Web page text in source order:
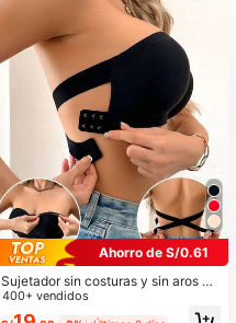
Ahorro de S/0.61
Sujetador sin costuras y sin aros pa
ra mujer, sexy con laterales antidesl
izantes, almohadillas extraíbles y e
400+ vendidos